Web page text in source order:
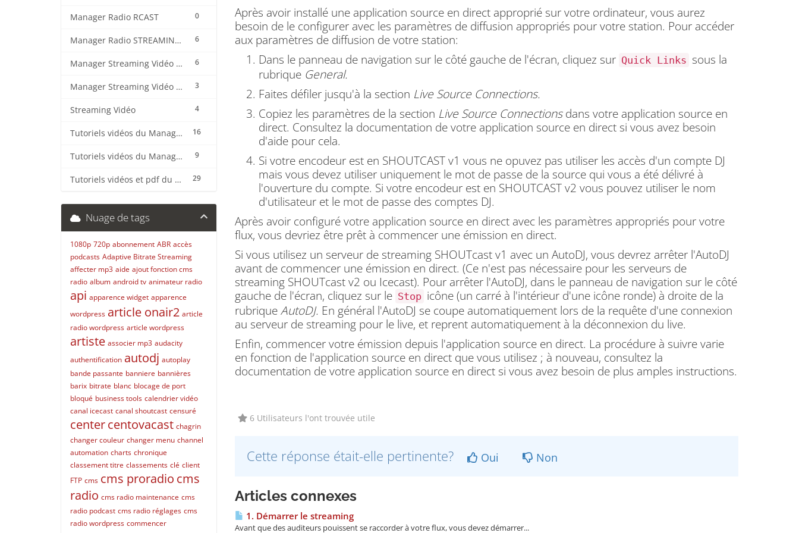
0
Manager Radio RCAST
6
Manager Radio STREAMING CENTER
6
Manager Streaming Vidéo TVMCP
3
Manager Streaming Vidéo VDO
4
Streaming Vidéo
16
Tutoriels vidéos du Manager Radio CentovaCast
9
Tutoriels vidéos du Manager Radio STREAMING CENTER
29
Tutoriels vidéos et pdf du CMS Radio Wordpress + OnAir2/Pro.Radio
Après avoir installé une application source en direct approprié sur votre ordinateur, vous aurez
besoin de le configurer avec les paramètres de diffusion appropriés pour votre station. Pour accéder
aux paramètres de diffusion de votre station:
Dans le panneau de navigation sur le côté gauche de l'écran, cliquez sur Quick Links sous la
rubrique General.
Faites défiler jusqu'à la section Live Source Connections.
Copiez les paramètres de la section Live Source Connectionsdans votre application source en
direct. Consultez la documentation de votre application source en direct si vous avez besoin
d'aide pour cela.
Si votre encodeur est en SHOUTCAST v1 vous ne opuvez pas utiliser les accès d'un compte DJ
mais vous devez utiliser uniquement le mot de passe de la source qui vous a été délivré à
l'ouverture du compte. Si votre encodeur est en SHOUTCAST v2 vous pouvez utiliser le nom
d'utilisateur et le mot de passe des comptes DJ.
Après avoir configuré votre application source en direct avec les paramètres appropriés pour votre
flux, vous devriez être prêt à commencer une émission en direct.
Si vous utilisez un serveur de streaming SHOUTcast v1 avec un AutoDJ, vous devrez arrêter l'AutoDJ
avant de commencer une émission en direct. (Ce n'est pas nécessaire pour les serveurs de
streaming SHOUTcast v2 ou Icecast). Pour arrêter l'AutoDJ, dans le panneau de navigation sur le côté
gauche de l'écran, cliquez sur le Stop icône (un carré à l'intérieur d'une icône ronde) à droite de la
rubriqueAutoDJ. En général l'AutoDJ se coupe automatiquement lors de la requête d'une connexion
au serveur de streaming pour le live, et reprent automatiquement à la déconnexion du live.
Enfin, commencer votre émission depuis l'application source en direct. La procédure à suivre varie
en fonction de l'application source en direct que vous utilisez ; à nouveau, consultez la
documentation de votre application source en direct si vous avez besoin de plus amples instructions.
6 Utilisateurs l'ont trouvée utile
Cette réponse était-elle pertinente? Oui Non
Articles connexes
1. Démarrer le streaming
Avant que des auditeurs pouissent se raccorder à votre flux, vous devez démarrer...
Nuage de tags
1080p 720p abonnement ABR accès
podcasts Adaptive Bitrate Streaming
affecter mp3 aide ajout fonction cms
radio album android tv animateur radio
api apparence widget apparence
wordpress article onair2 article
radio wordpress article wordpress
artiste associer mp3 audacity
authentification autodj autoplay
bande passante banniere bannières
barix bitrate blanc blocage de port
bloqué business tools calendrier vidéo
canal icecast canal shoutcast censuré
centercentovacast chagrin
changer couleur changer menu channel
automation charts chronique
classement titre classements clé client
FTP cms cms proradio cms
radio cms radio maintenance cms
radio podcast cms radio réglages cms
radio wordpress commencer